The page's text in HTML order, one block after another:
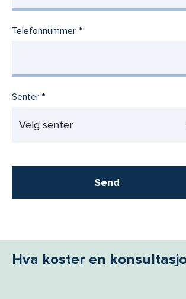
Telefonnummer
Senter
Send
Hva koster en